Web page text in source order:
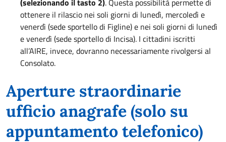
(selezionando il tasto 2). Questa possibilità permette di
ottenere il rilascio nei soli giorni di lunedì, mercoledì e
venerdì (sede sportello di Figline) e nei soli giorni di lunedì
e venerdì (sede sportello di Incisa). I cittadini iscritti
all’AIRE, invece, dovranno necessariamente rivolgersi al
Consolato.
Aperture straordinarie
ufficio anagrafe (solo su
appuntamento telefonico)